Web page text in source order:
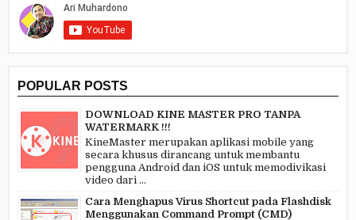
POPULAR POSTS
DOWNLOAD KINE MASTER PRO TANPA
WATERMARK !!!
KineMaster merupakan aplikasi mobile yang
secara khusus dirancang untuk membantu
pengguna Android dan iOS untuk memodivikasi
video dari ...
Cara Menghapus Virus Shortcut pada Flashdisk
Menggunakan Command Prompt (CMD)